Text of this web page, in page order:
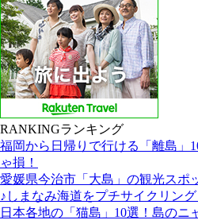
RANKINGランキング
福岡から日帰りで行ける「離島」
ゃ損！
愛媛県今治市「大島」の観光スポ
♪しまなみ海道をプチサイクリング
日本各地の「猫島」10選！島のニ